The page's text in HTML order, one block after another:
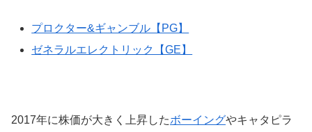
プロクター&ギャンブル【PG】
ゼネラルエレクトリック【GE】
2017年に株価が大きく上昇したボーイングやキャタピラ